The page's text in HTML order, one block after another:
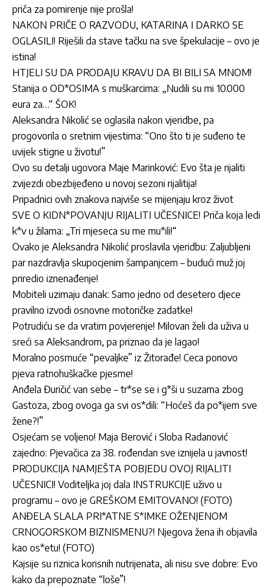
priča za pomirenje nije prošla!
NAKON PRIČE O RAZVODU, KATARINA I DARKO SE
OGLASILI! Riješili da stave tačku na sve špekulacije – ovo je
istina!
HTJELI SU DA PRODAJU KRAVU DA BI BILI SA MNOM!
Stanija o OD*OSIMA s muškarcima: „Nudili su mi 10.000
eura za…“ ŠOK!
Aleksandra Nikolić se oglasila nakon vjeridbe, pa
progovorila o sretnim vijestima: “Ono što ti je suđeno te
uvijek stigne u životu!”
Ovo su detalji ugovora Maje Marinković: Evo šta je rijaliti
zvijezdi obezbijeđeno u novoj sezoni rijalitija!
Pripadnici ovih znakova najviše se mijenjaju kroz život
SVE O KIDN*POVANJU RIJALITI UČESNICE! Priča koja ledi
k*v u žilama: „Tri mjeseca su me mu*ili!“
Ovako je Aleksandra Nikolić proslavila vjeridbu: Zaljubljeni
par nazdravlja skupocjenim šampanjcem – budući muž joj
priredio iznenađenje!
Mobiteli uzimaju danak: Samo jedno od desetero djece
pravilno izvodi osnovne motoričke zadatke!
Potrudiću se da vratim povjerenje! Milovan želi da uživa u
sreći sa Aleksandrom, pa priznao da je lagao!
Moralno posrnuće “pevaljke” iz Žitorađe! Ceca ponovo
pjeva ratnohuškačke pjesme!
Anđela Đuričić van sebe – tr*se se i g*ši u suzama zbog
Gastoza, zbog ovoga ga svi os*dili: “Hoćeš da po*ijem sve
žene?!”
Osjećam se voljeno! Maja Berović i Sloba Radanović
zajedno: Pjevačica za 38. rođendan sve iznijela u javnost!
PRODUKCIJA NAMJEŠTA POBJEDU OVOJ RIJALITI
UČESNICI! Voditeljka joj dala INSTRUKCIJE uživo u
programu – ovo je GREŠKOM EMITOVANO! (FOTO)
ANĐELA SLALA PRI*ATNE S*IMKE OŽENJENOM
CRNOGORSKOM BIZNISMENU?! Njegova žena ih objavila
kao os*etu! (FOTO)
Kajsije su riznica korisnih nutrijenata, ali nisu sve dobre: Evo
kako da prepoznate “loše”!